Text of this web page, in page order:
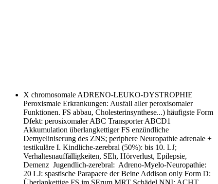
X chromosomale ADRENO-LEUKO-DYSTROPHIE
Peroxismale Erkrankungen: Ausfall aller peroxisomaler
Funktionen. FS abbau, Cholesterinsynthese...) häufigste Form
Dfekt: perosixomaler ABC Transporter ABCD1
Akkumulation überlangkettiger FS enzündliche
Demyeliniserung des ZNS; periphere Neuropathie adrenale +
testikuläre I. Kindliche-zerebral (50%): bis 10. LJ;
Verhaltesnauffälligkeiten, SEh, Hörverlust, Epilepsie,
Demenz Jugendlich-zerebral: Adreno-Myelo-Neuropathie:
20 LJ: spastische Parapaere der Beine Addison only Form D:
Überlankettige FS im SErum MRT Schädel NNI: ACHT